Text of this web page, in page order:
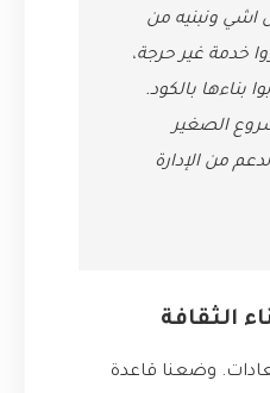
اشي ونبنيه من
خدمة غير حرجة،
بناءها بالكود.
الصغير
من الإدارة
الثقافة
وضعنا قاعدة